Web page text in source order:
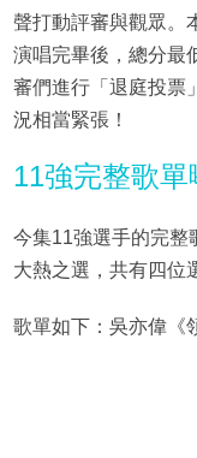
聲打動評審與觀眾。
演唱完畢後，總分最
審們進行「退庭投票
況相當緊張！
11強完整歌
今集11強選手的完整
大熱之選，共有四位
歌單如下：吳亦偉《